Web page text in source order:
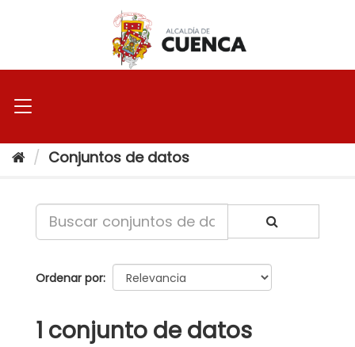
Conjuntos de datos
Ordenar por
1 conjunto de datos